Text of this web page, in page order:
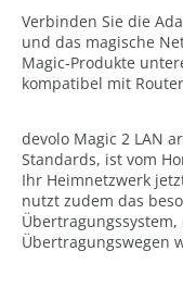
Verbinden Sie die
und das magische
Magic-Produkte
kompatibel mit
devolo Magic 2 LAN
Standards, ist vom
Ihr Heimnetzwerk
nutzt zudem das
Übertragungssystem,
Übertragungswegen